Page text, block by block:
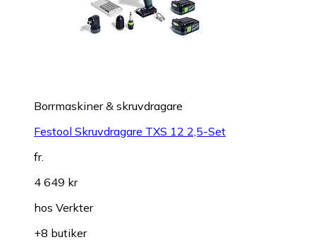
Borrmaskiner & skruvdragare
Festool Skruvdragare TXS 12 2,5-Set
fr.
4 649 kr
hos Verkter
+8 butiker